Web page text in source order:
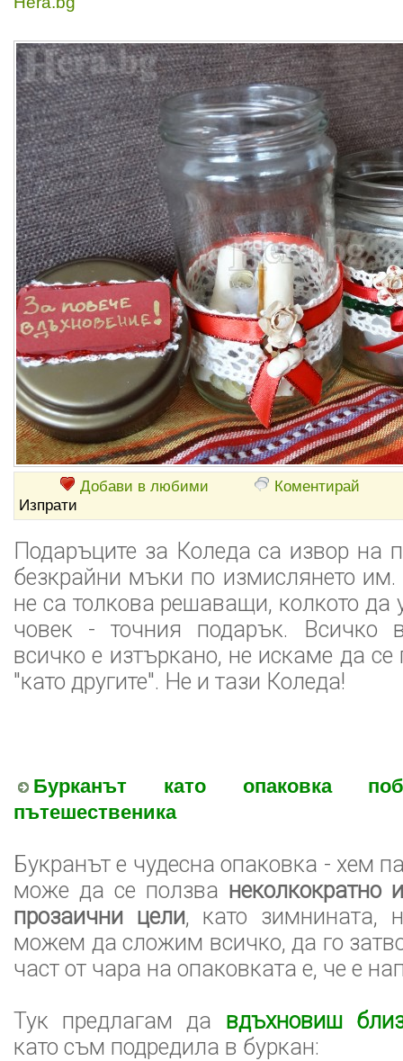
Добави в любими
Коментирай
Изпрати
Подаръците за Коледа са извор на
безкрайни мъки по измислянето
не са толкова решаващи, колкото да
човек - точния подарък. Всичко
всичко е изтъркано, не искаме да
"като другите". Не и тази Коледа!
Бурканът като опаковка
пътешественика
Букранът е чудесна опаковка - хем
може да се ползва неколкократно
прозаични цели, като зимнината,
можем да сложим всичко, да го
част от чара на опаковката е, че е
Тук предлагам да вдъхновиш
като съм подредила в буркан: